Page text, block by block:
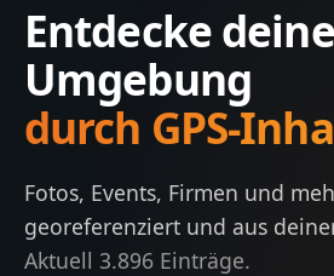
Entdecke deine
Umgebung
durch GPS-
Fotos, Events, Firmen und
georeferenziert und aus
Aktuell 3.896 Einträge.